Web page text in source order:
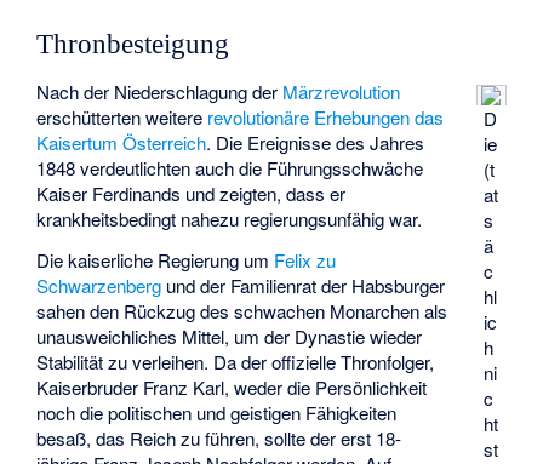
Thronbesteigung
D
ie
(t
at
s
ä
c
hl
ic
h
ni
c
ht
st
Nach der Niederschlagung der Märzrevolution
erschütterten weitere revolutionäre Erhebungen das
Kaisertum Österreich. Die Ereignisse des Jahres
1848 verdeutlichten auch die Führungsschwäche
Kaiser Ferdinands und zeigten, dass er
krankheitsbedingt nahezu regierungsunfähig war.
Die kaiserliche Regierung um Felix zu
Schwarzenberg und der Familienrat der Habsburger
sahen den Rückzug des schwachen Monarchen als
unausweichliches Mittel, um der Dynastie wieder
Stabilität zu verleihen. Da der offizielle Thronfolger,
Kaiserbruder Franz Karl, weder die Persönlichkeit
noch die politischen und geistigen Fähigkeiten
besaß, das Reich zu führen, sollte der erst 18-